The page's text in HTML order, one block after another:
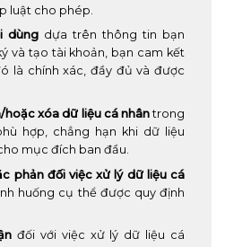
luật cho phép.
dùng dựa trên thông tin bạn
và tạo tài khoản, bạn cam kết
là chính xác, đầy đủ và được
hoặc xóa dữ liệu cá nhântrong
hợp, chẳng hạn khi dữ liệu
mục đích ban đầu.
phản đối việc xử lý dữ liệu cá
huống cụ thể được quy định
đối với việc xử lý dữ liệu cá